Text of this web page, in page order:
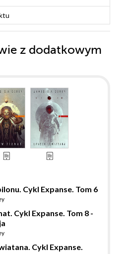
z dodatkowym
Cykl Expanse. Tom 6
Cykl Expanse. Tom 8 -
Cykl Expanse.